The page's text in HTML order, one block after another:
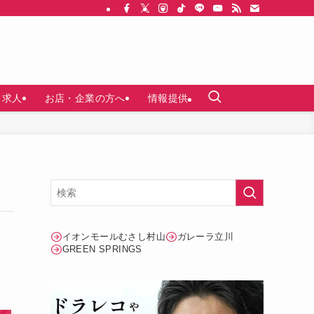
求人 お店・企業の方へ 情報提供
イオンモールむさし村山
ガレーラ立川
GREEN SPRINGS